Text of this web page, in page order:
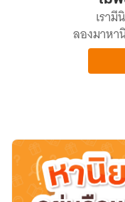
เรา
ลองมาหา